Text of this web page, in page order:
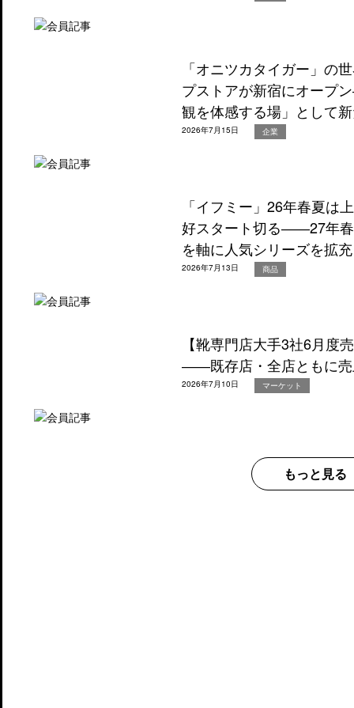
「オニツカタイガー」の
プストアが新宿にオープ
観を体感する場」として
2026年7月15日 企業
「イフミー」26年春夏は
好スタート切る――27年
を軸に人気シリーズを拡充
2026年7月13日 商品
【靴専門店大手3社6月度
――既存店・全店ともに売
2026年7月10日 マーケット
もっと見る